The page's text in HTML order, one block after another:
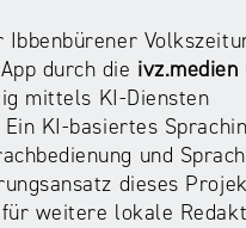
durch die ivz.medien
mittels KI-Diensten
KI-basiertes
und
dieses
weitere lokale